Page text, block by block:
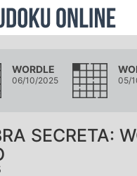
WORDLE
06/10/2025 05/
SECRETA: